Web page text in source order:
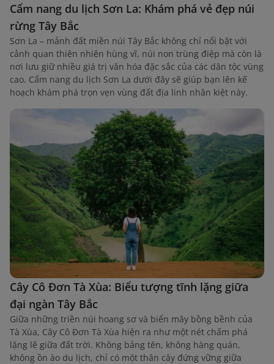
Cẩm nang du lịch Sơn La: Khám phá vẻ đẹp núi
rừng Tây Bắc
Sơn La – mảnh đất miền núi Tây Bắc không chỉ nổi bật với
cảnh quan thiên nhiên hùng vĩ, núi non trùng điệp mà còn là
nơi lưu giữ nhiều giá trị văn hóa đặc sắc của các dân tộc vùng
cao. Cẩm nang du lịch Sơn La dưới đây sẽ giúp bạn lên kế
hoạch khám phá trọn vẹn vùng đất địa linh nhân kiệt này.
Cây Cô Đơn Tà Xùa: Biểu tượng tĩnh lặng giữa
đại ngàn Tây Bắc
Giữa những triền núi hoang sơ và biển mây bồng bềnh của
Tà Xùa, Cây Cô Đơn Tà Xùa hiện ra như một nét chấm phá
lặng lẽ giữa đất trời. Không bảng tên, không hàng quán,
không ồn ào du lịch, chỉ có một thân cây đứng vững giữa